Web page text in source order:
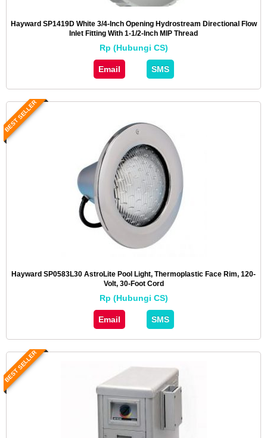
Hayward SP1419D White 3/4-Inch Opening Hydrostream Directional Flow
Inlet Fitting With 1-1/2-Inch MIP Thread
Rp (Hubungi CS)
Email SMS
BEST SELLER
Hayward SP0583L30 AstroLite Pool Light, Thermoplastic Face Rim, 120-
Volt, 30-Foot Cord
Rp (Hubungi CS)
Email SMS
BEST SELLER